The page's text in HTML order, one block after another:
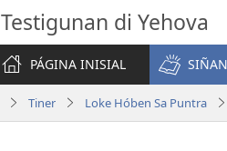
Testigunan di Yehova
PÁGINA INISIAL
Tiner Loke Hóben Sa Puntra